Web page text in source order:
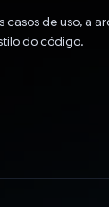
casos de uso, a
do código.